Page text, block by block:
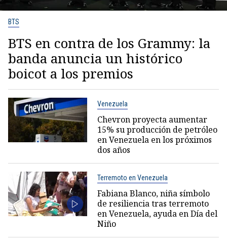
BTS
BTS en contra de los Grammy: la
banda anuncia un histórico
boicot a los premios
Venezuela
Chevron proyecta aumentar
15% su producción de petróleo
en Venezuela en los próximos
dos años
Terremoto en Venezuela
Fabiana Blanco, niña símbolo
de resiliencia tras terremoto
en Venezuela, ayuda en Día del
Niño